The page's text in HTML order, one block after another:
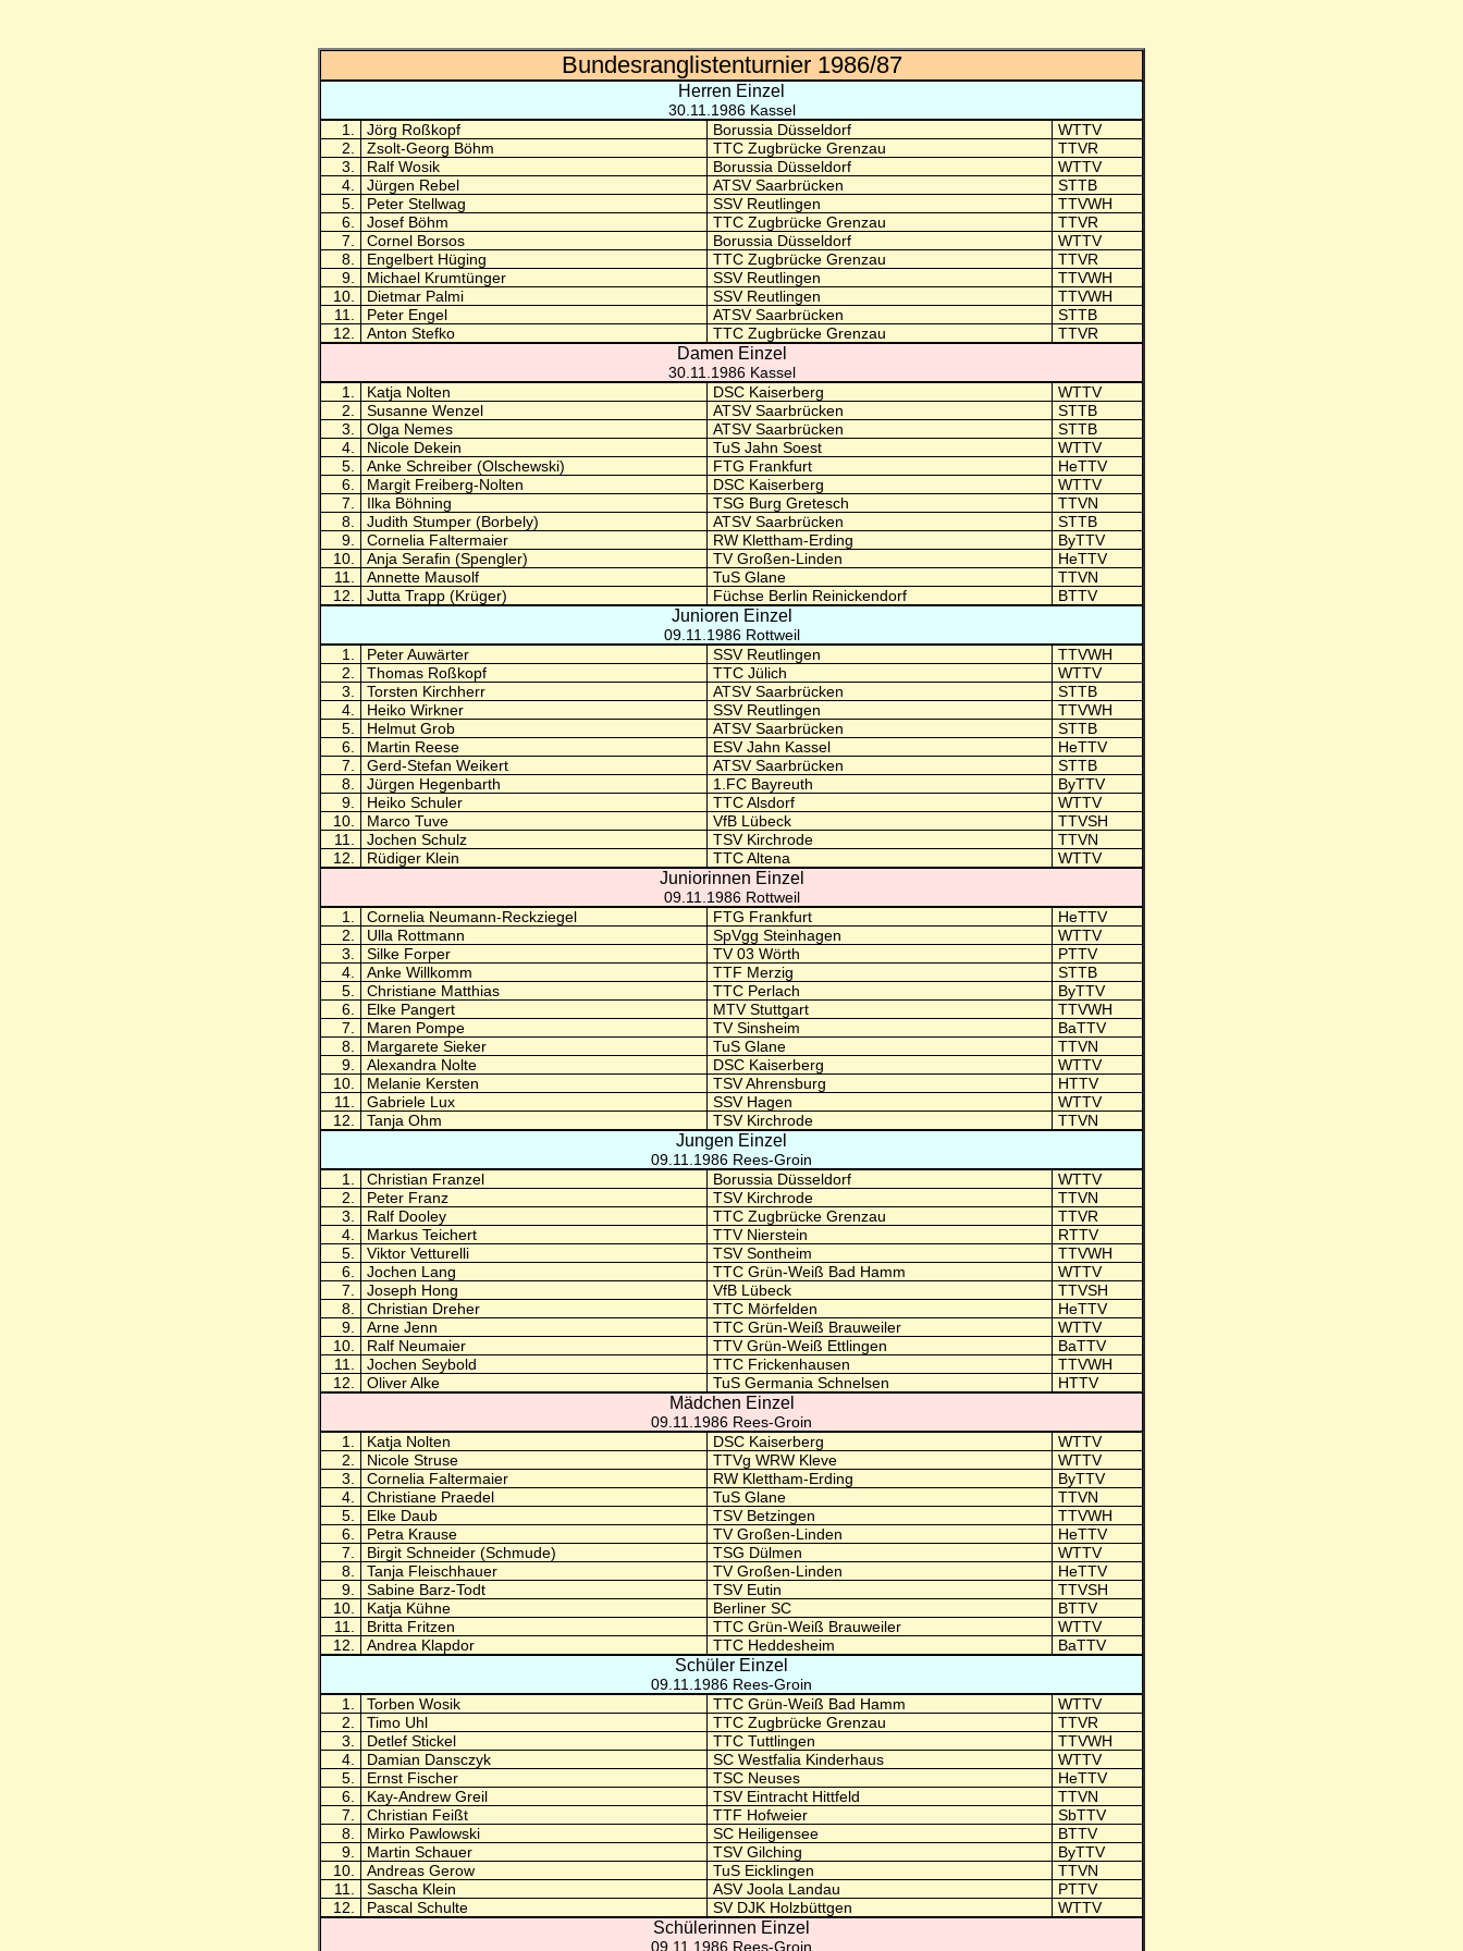
Bundesranglistenturnier 1986/87
Herren Einzel
30.11.1986 Kassel
1.
Jörg Roßkopf Borussia Düsseldorf
WTTV
2.
Zsolt-Georg Böhm TTC Zugbrücke Grenzau
TTVR
3.
Ralf Wosik Borussia Düsseldorf
WTTV
4.
Jürgen Rebel ATSV Saarbrücken
STTB
5.
Peter Stellwag SSV Reutlingen
TTVWH
6.
Josef Böhm TTC Zugbrücke Grenzau
TTVR
7.
Cornel Borsos Borussia Düsseldorf
WTTV
8.
Engelbert Hüging TTC Zugbrücke Grenzau
TTVR
9.
Michael Krumtünger SSV Reutlingen
TTVWH
10.
Dietmar Palmi SSV Reutlingen
TTVWH
11.
Peter Engel ATSV Saarbrücken
STTB
12.
Anton Stefko TTC Zugbrücke Grenzau TTVR
Damen Einzel
30.11.1986 Kassel
1.
Katja Nolten DSC Kaiserberg
WTTV
2.
Susanne Wenzel ATSV Saarbrücken
STTB
3.
Olga Nemes ATSV Saarbrücken
STTB
4.
Nicole Dekein TuS Jahn Soest
WTTV
5.
Anke Schreiber (Olschewski) FTG Frankfurt
HeTTV
6.
Margit Freiberg-Nolten DSC Kaiserberg
WTTV
7.
Ilka Böhning TSG Burg Gretesch
TTVN
8.
Judith Stumper (Borbely) ATSV Saarbrücken
STTB
9.
Cornelia Faltermaier RW Klettham-Erding
ByTTV
10.
Anja Serafin (Spengler) TV Großen-Linden
HeTTV
11.
Annette Mausolf TuS Glane
TTVN
12.
Jutta Trapp (Krüger) Füchse Berlin Reinickendorf BTTV
Junioren Einzel
09.11.1986 Rottweil
1.
Peter Auwärter SSV Reutlingen
TTVWH
2.
Thomas Roßkopf TTC Jülich
WTTV
3.
Torsten Kirchherr ATSV Saarbrücken
STTB
4.
Heiko Wirkner SSV Reutlingen
TTVWH
5.
Helmut Grob ATSV Saarbrücken
STTB
6.
Martin Reese ESV Jahn Kassel
HeTTV
7.
Gerd-Stefan Weikert ATSV Saarbrücken
STTB
8.
Jürgen Hegenbarth 1.FC Bayreuth
ByTTV
9.
Heiko Schuler TTC Alsdorf
WTTV
10.
Marco Tuve VfB Lübeck
TTVSH
11.
Jochen Schulz TSV Kirchrode
TTVN
12.
Rüdiger Klein TTC Altena WTTV
Juniorinnen Einzel
09.11.1986 Rottweil
1.
Cornelia Neumann-Reckziegel FTG Frankfurt
HeTTV
2.
Ulla Rottmann SpVgg Steinhagen
WTTV
3.
Silke Forper TV 03 Wörth
PTTV
4.
Anke Willkomm TTF Merzig
STTB
5.
Christiane Matthias TTC Perlach
ByTTV
6.
Elke Pangert MTV Stuttgart
TTVWH
7.
Maren Pompe TV Sinsheim
BaTTV
8.
Margarete Sieker TuS Glane
TTVN
9.
Alexandra Nolte DSC Kaiserberg
WTTV
10.
Melanie Kersten TSV Ahrensburg
HTTV
11.
Gabriele Lux SSV Hagen
WTTV
12.
Tanja Ohm TSV Kirchrode TTVN
Jungen Einzel
09.11.1986 Rees-Groin
1.
Christian Franzel Borussia Düsseldorf
WTTV
2.
Peter Franz TSV Kirchrode
TTVN
3.
Ralf Dooley TTC Zugbrücke Grenzau
TTVR
4.
Markus Teichert TTV Nierstein
RTTV
5.
Viktor Vetturelli TSV Sontheim
TTVWH
6.
Jochen Lang TTC Grün-Weiß Bad Hamm
WTTV
7.
Joseph Hong VfB Lübeck
TTVSH
8.
Christian Dreher TTC Mörfelden
HeTTV
9.
Arne Jenn TTC Grün-Weiß Brauweiler
WTTV
10.
Ralf Neumaier TTV Grün-Weiß Ettlingen
BaTTV
11.
Jochen Seybold TTC Frickenhausen
TTVWH
12.
Oliver Alke TuS Germania Schnelsen HTTV
Mädchen Einzel
09.11.1986 Rees-Groin
1.
Katja Nolten DSC Kaiserberg
WTTV
2.
Nicole Struse TTVg WRW Kleve
WTTV
3.
Cornelia Faltermaier RW Klettham-Erding
ByTTV
4.
Christiane Praedel TuS Glane
TTVN
5.
Elke Daub TSV Betzingen
TTVWH
6.
Petra Krause TV Großen-Linden
HeTTV
7.
Birgit Schneider (Schmude) TSG Dülmen
WTTV
8.
Tanja Fleischhauer TV Großen-Linden
HeTTV
9.
Sabine Barz-Todt TSV Eutin
TTVSH
10.
Katja Kühne Berliner SC
BTTV
11.
Britta Fritzen TTC Grün-Weiß Brauweiler
WTTV
12.
Andrea Klapdor TTC Heddesheim BaTTV
Schüler Einzel
09.11.1986 Rees-Groin
1.
Torben Wosik TTC Grün-Weiß Bad Hamm
WTTV
2.
Timo Uhl TTC Zugbrücke Grenzau
TTVR
3.
Detlef Stickel TTC Tuttlingen
TTVWH
4.
Damian Dansczyk SC Westfalia Kinderhaus
WTTV
5.
Ernst Fischer TSC Neuses
HeTTV
6.
Kay-Andrew Greil TSV Eintracht Hittfeld
TTVN
7.
Christian Feißt TTF Hofweier
SbTTV
8.
Mirko Pawlowski SC Heiligensee
BTTV
9.
Martin Schauer TSV Gilching
ByTTV
10.
Andreas Gerow TuS Eicklingen
TTVN
11.
Sascha Klein ASV Joola Landau
PTTV
12.
Pascal Schulte SV DJK Holzbüttgen WTTV
Schülerinnen Einzel
09.11.1986 Rees-Groin